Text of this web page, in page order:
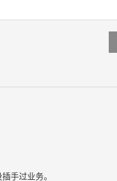
手过业务。